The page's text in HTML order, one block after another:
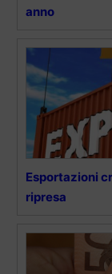
anno
Esportazioni
ripresa